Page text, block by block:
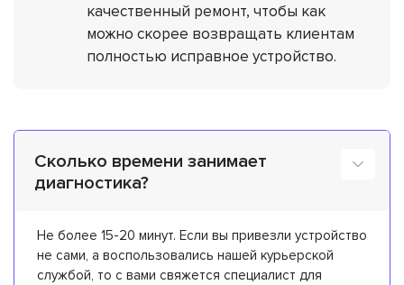
качественный ремонт, чтобы как
можно скорее возвращать клиентам
полностью исправное устройство.
Сколько времени занимает
диагностика?
Не более 15-20 минут. Если вы привезли устройство
не сами, а воспользовались нашей курьерской
службой, то с вами свяжется специалист для